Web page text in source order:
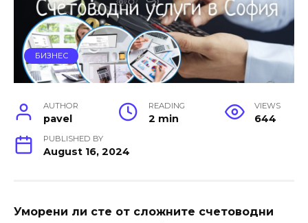
БИЗНЕС
AUTHOR
pavel
READING
2 min
VIEWS
644
PUBLISHED BY
August 16, 2024
Уморени ли сте от сложните счетоводни